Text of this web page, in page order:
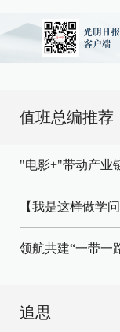
值班总编推荐
"电影+"带动产业
【我是这样做学
领航共建“一带一
追思